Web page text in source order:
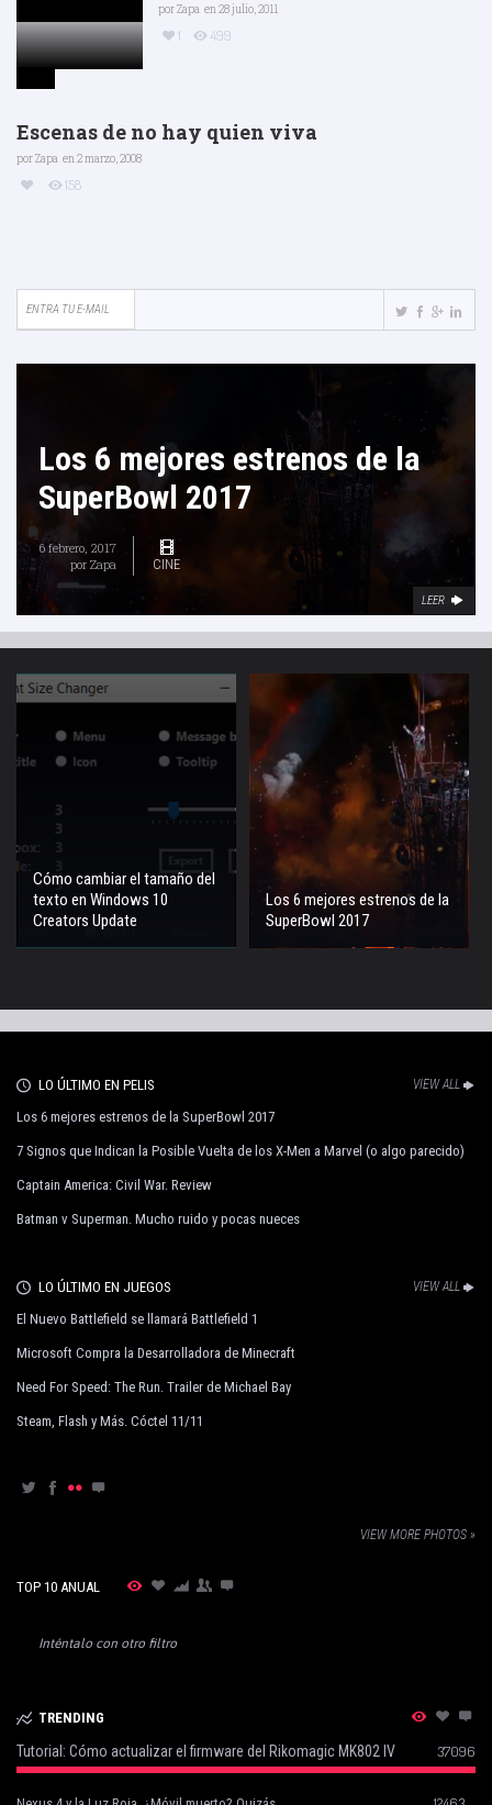
porZapa en 28 julio, 2011
1 499
Escenas de no hay quien viva
porZapa en 2 marzo, 2008
158
Los 6 mejores estrenos de la
SuperBowl 2017
6 febrero, 2017
por Zapa CINE
LEER
Cómo cambiar el tamaño del
texto en Windows 10
Creators Update
Los 6 mejores estrenos de la
SuperBowl 2017
LO ÚLTIMO EN PELIS VIEW ALL
Los 6 mejores estrenos de la SuperBowl 2017
7 Signos que Indican la Posible Vuelta de los X-Men a Marvel (o algo parecido)
Captain America: Civil War. Review
Batman v Superman. Mucho ruido y pocas nueces
LO ÚLTIMO EN JUEGOS VIEW ALL
El Nuevo Battlefield se llamará Battlefield 1
Microsoft Compra la Desarrolladora de Minecraft
Need For Speed: The Run. Trailer de Michael Bay
Steam, Flash y Más. Cóctel 11/11
VIEW MORE PHOTOS »
TOP 10 ANUAL
Inténtalo con otro filtro
TRENDING
Tutorial: Cómo actualizar el firmware del Rikomagic MK802 IV 37096